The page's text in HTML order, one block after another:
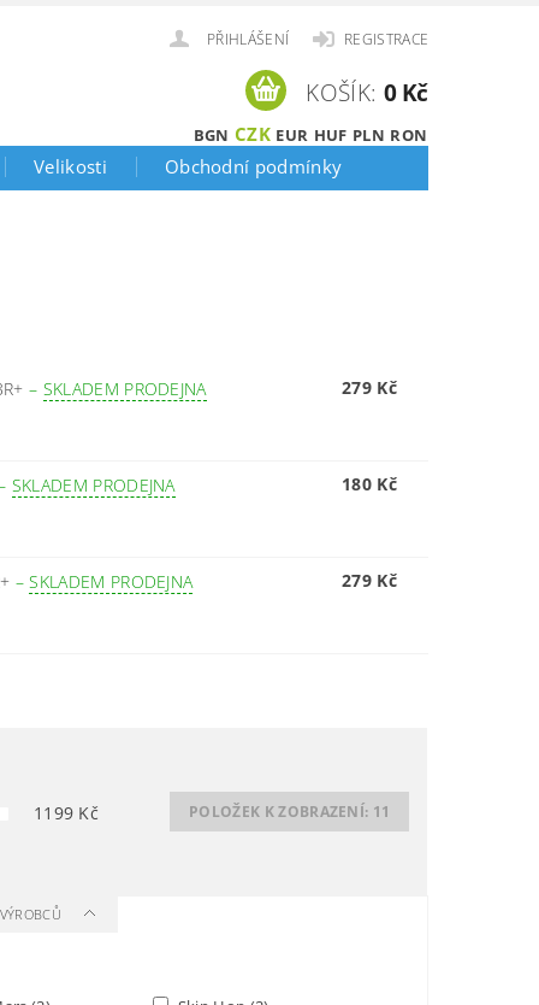
PŘIHLÁŠENÍ REGISTRACE
BGN CZK EUR HUF PLN RON
KOŠÍK: 0 Kč
Velikosti Obchodní podmínky
– SKLADEM PRODEJNA 279 Kč
SKLADEM PRODEJNA 180 Kč
–SKLADEM PRODEJNA 279 Kč
1199 Kč POLOŽEK K ZOBRAZENÍ: 11